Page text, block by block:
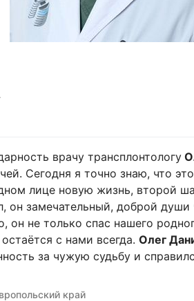
врачу трансплонтологу
Сегодня я точно знаю, что
лице новую жизнь, второй
он замечательный, доброй
не только спас нашего
с нами всегда. Олег
за чужую судьбу и
край